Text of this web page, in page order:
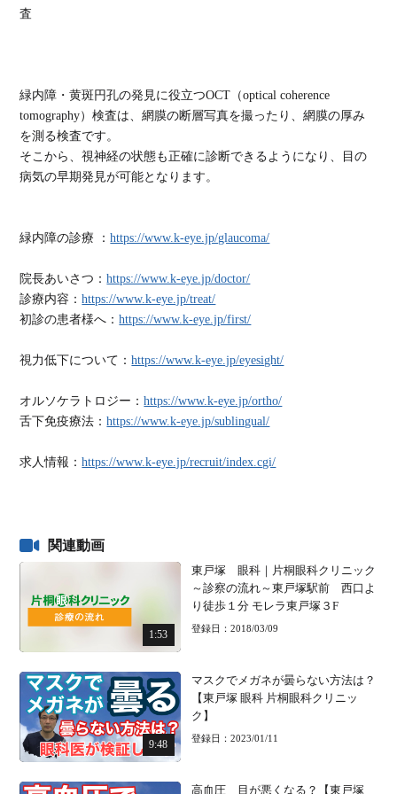
査
緑内障・黄斑円孔の発見に役立つOCT（optical coherence
tomography）検査は、網膜の断層写真を撮ったり、網膜の厚み
を測る検査です。
そこから、視神経の状態も正確に診断できるようになり、目の
病気の早期発見が可能となります。
緑内障の診療 ：https://www.k-eye.jp/glaucoma/
院長あいさつ：https://www.k-eye.jp/doctor/
診療内容：https://www.k-eye.jp/treat/
初診の患者様へ：https://www.k-eye.jp/first/
視力低下について：https://www.k-eye.jp/eyesight/
オルソケラトロジー：https://www.k-eye.jp/ortho/
舌下免疫療法：https://www.k-eye.jp/sublingual/
求人情報：https://www.k-eye.jp/recruit/index.cgi/
関連動画
1:53
東戸塚 眼科｜片桐眼科クリニック
～診察の流れ～東戸塚駅前 西口よ
り徒歩１分 モレラ東戸塚３F
登録日：2018/03/09
9:48
マスクでメガネが曇らない方法は？
【東戸塚 眼科 片桐眼科クリニッ
ク】
登録日：2023/01/11
高血圧 目が悪くなる？【東戸塚